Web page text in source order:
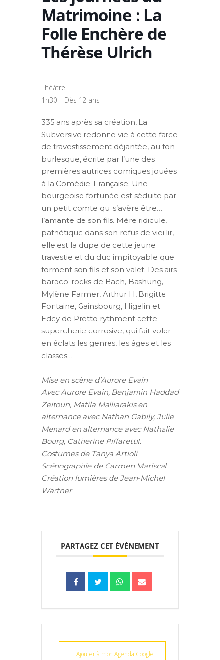
Matrimoine : La
Folle Enchère de
Thérèse Ulrich
Théâtre
1h30 – Dès 12 ans
335 ans après sa création, La
Subversive redonne vie à cette farce
de travestissement déjantée, au ton
burlesque, écrite par l’une des
premières autrices comiques jouées
à la Comédie-Française. Une
bourgeoise fortunée est séduite par
un petit comte qui s’avère être…
l’amante de son fils. Mère ridicule,
pathétique dans son refus de vieillir,
elle est la dupe de cette jeune
travestie et du duo impitoyable que
forment son fils et son valet. Des airs
baroco-rocks de Bach, Bashung,
Mylène Farmer, Arthur H, Brigitte
Fontaine, Gainsbourg, Higelin et
Eddy de Pretto rythment cette
supercherie corrosive, qui fait voler
en éclats les genres, les âges et les
classes…
Mise en scène d’Aurore Evain
Avec Aurore Evain, Benjamin Haddad
Zeitoun, Matila Malliarakis en
alternance avec Nathan Gabily, Julie
Menard en alternance avec Nathalie
Bourg, Catherine PiffarettiI.
Costumes de Tanya Artioli
Scénographie de Carmen Mariscal
Création lumières de Jean-Michel
Wartner
PARTAGEZ CET ÉVÉNEMENT
+ Ajouter à mon Agenda Google